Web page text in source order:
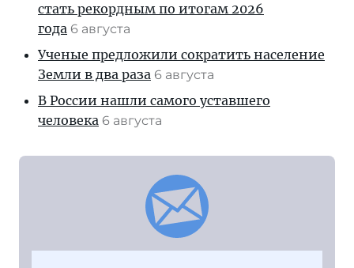
стать рекордным по итогам 2026
года 6 августа
Ученые предложили сократить население
Земли в два раза 6 августа
В России нашли самого уставшего
человека 6 августа